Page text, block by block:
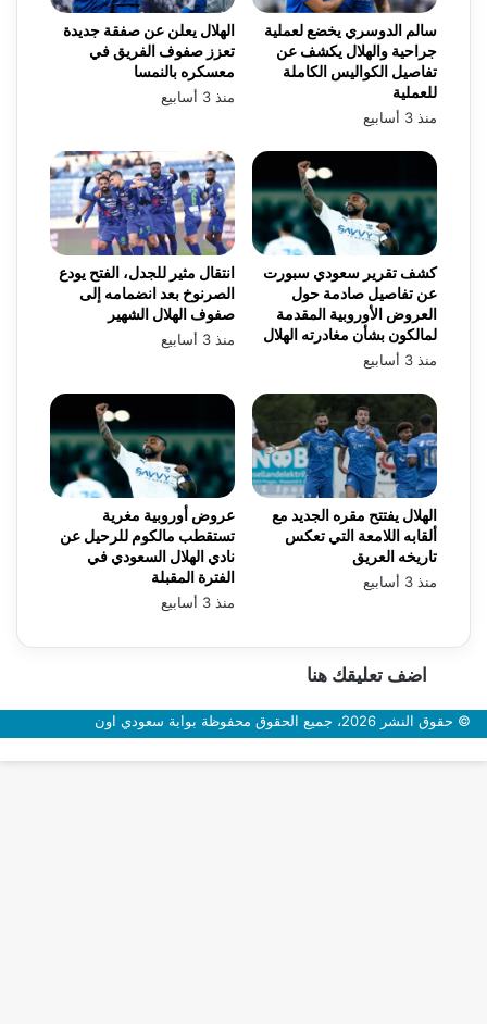
الهلال يعلن عن صفقة جديدة
تعزز صفوف الفريق في
معسكره بالنمسا
منذ 3 أسابيع
سالم الدوسري يخضع لعملية
جراحية والهلال يكشف عن
تفاصيل الكواليس الكاملة
للعملية
منذ 3 أسابيع
انتقال مثير للجدل، الفتح يودع
الصرنوخ بعد انضمامه إلى
صفوف الهلال الشهير
منذ 3 أسابيع
كشف تقرير سعودي سبورت
عن تفاصيل صادمة حول
العروض الأوروبية المقدمة
لمالكون بشأن مغادرته الهلال
منذ 3 أسابيع
عروض أوروبية مغرية
تستقطب مالكوم للرحيل عن
نادي الهلال السعودي في
الفترة المقبلة
منذ 3 أسابيع
الهلال يفتتح مقره الجديد مع
ألقابه اللامعة التي تعكس
تاريخه العريق
منذ 3 أسابيع
اضف تعليقك هنا
© حقوق النشر 2026، جميع الحقوق محفوظة بوابة سعودي اون